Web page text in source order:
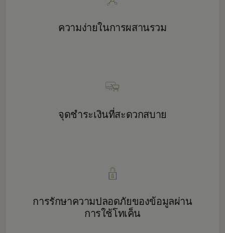
ความง่ายในการผสานรวม
จุดชำระเงินที่สะดวกสบาย
การรักษาความปลอดภัยของข้อมูลผ่าน
การใช้โทเค็น